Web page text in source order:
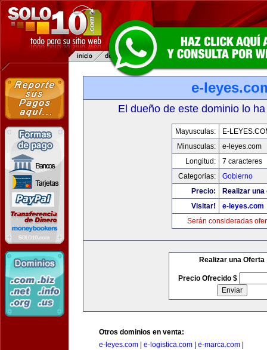
e-
El dueño de este dominio lo
Mayusculas:
E-
Minusculas:
e-leyes.com
Longitud:
7 caracteres
Categorias:
Gobierno
Precio:
Realizar
Visitar!
e-leyes.com
Serán consideradas
Realizar una Oferta
Precio Ofrecido $
Otros dominios en venta:
e-leyes.com
e-logistica.com e-marca.com